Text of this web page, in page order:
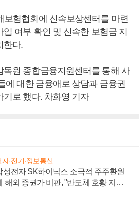
보험협회에 신속보상센터를 마련
여부 확인 및 신속한 보험금 지
한다.
독원 종합금융지원센터를 통해 사
에 대한 금융애로 상담과 금융권
로 했다. 차화영 기자
자·전기·정보통신
성전자 SK하이닉스 소극적 주주환원
해외 증권가 비판, "반도체 호황 지속